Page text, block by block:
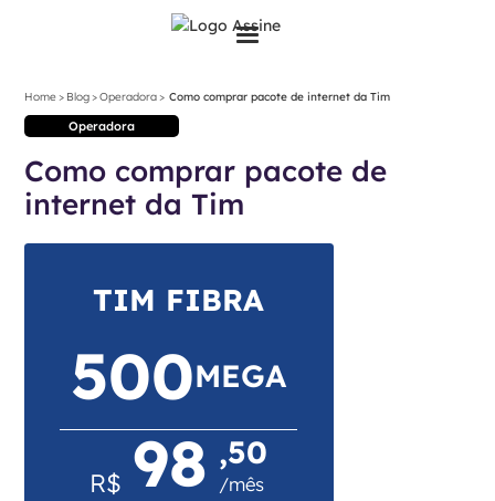
Home> Blog>Operadora> Como comprar pacote de internet da Tim
Operadora
Como comprar pacote de
internet da Tim
TIM FIBRA
500MEGA
R$ 98 ,50
/mês